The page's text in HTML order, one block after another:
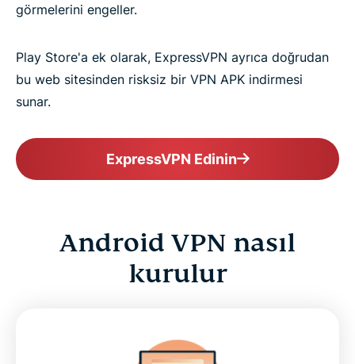
görmelerini engeller.
Play Store'a ek olarak, ExpressVPN ayrıca doğrudan
bu web sitesinden risksiz bir VPN APK indirmesi
sunar.
ExpressVPN Edinin
Android VPN nasıl
kurulur